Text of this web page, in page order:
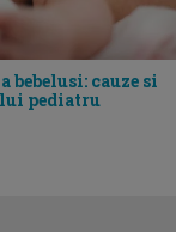
cauze si
pediatru